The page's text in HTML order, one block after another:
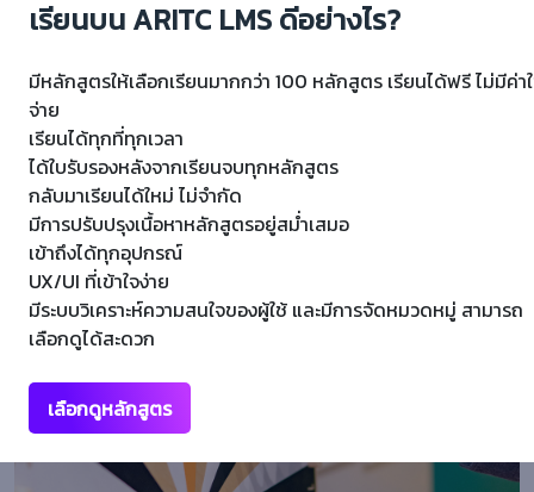
การทำสบู่น้ำมันง่ายๆ ด้วยสมุนไพรพื้นบ้าน
0/5
1 Lessons 6 Students
Free
เรียนบน ARITC LMS ดีอย่างไร?
มีหลักสูตรให้เลือกเรียนมากกว่า 100 หลักสูตร เรียนได้ฟรี ไม่มีค่า
จ่าย
เรียนได้ทุกที่ทุกเวลา
ได้ใบรับรองหลังจากเรียนจบทุกหลักสูตร
กลับมาเรียนได้ใหม่ ไม่จำกัด
มีการปรับปรุงเนื้อหาหลักสูตรอยู่สม่ำเสมอ
เข้าถึงได้ทุกอุปกรณ์
UX/UI ที่เข้าใจง่าย
มีระบบวิเคราะห์ความสนใจของผู้ใช้ และมีการจัดหมวดหมู่ สามารถ
เลือกดูได้สะดวก
เลือกดูหลักสูตร